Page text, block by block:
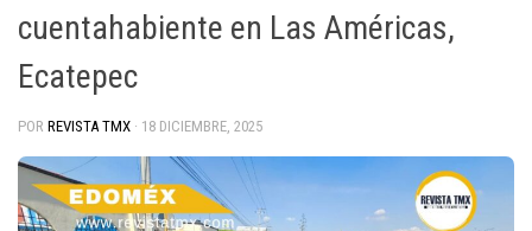
cuentahabiente en Las Américas,
Ecatepec
POR REVISTA TMX · 18 DICIEMBRE, 2025